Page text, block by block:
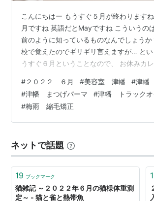
こんにちはー もうすぐ５月が終わります
月ですね 英語だとMayですね こういうの
前のように知っているものなんでしょう
校で覚えたのでギリギリ言えますが… と
うすぐ６月ということなので、 お休みカ
がエリのお休みですー 重なっているところ
ローズしていますのでご了承ください 営業
く変更する場合がありますので、 ご予約や
はお早めにご連絡くださいませ ご不便を
向けてまつげや…
#２０２２ ６月 #美容室 津幡 #津幡
#津幡 まつげパーマ #津幡 トラックオ
#梅雨 縮毛矯正
ネットで話題
19 ブックマーク
猫雑記 ～２０２２年６月の猫様体重測
定～ - 猫と雀と熱帯魚